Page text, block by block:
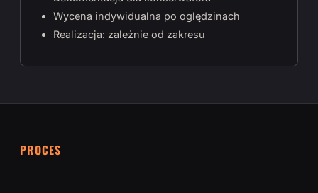
Wycena indywidualna po oględzinach
Realizacja: zależnie od zakresu
PROCES